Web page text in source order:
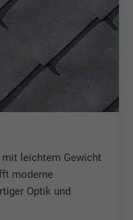
mit leichtem Gewicht
moderne
Optik und